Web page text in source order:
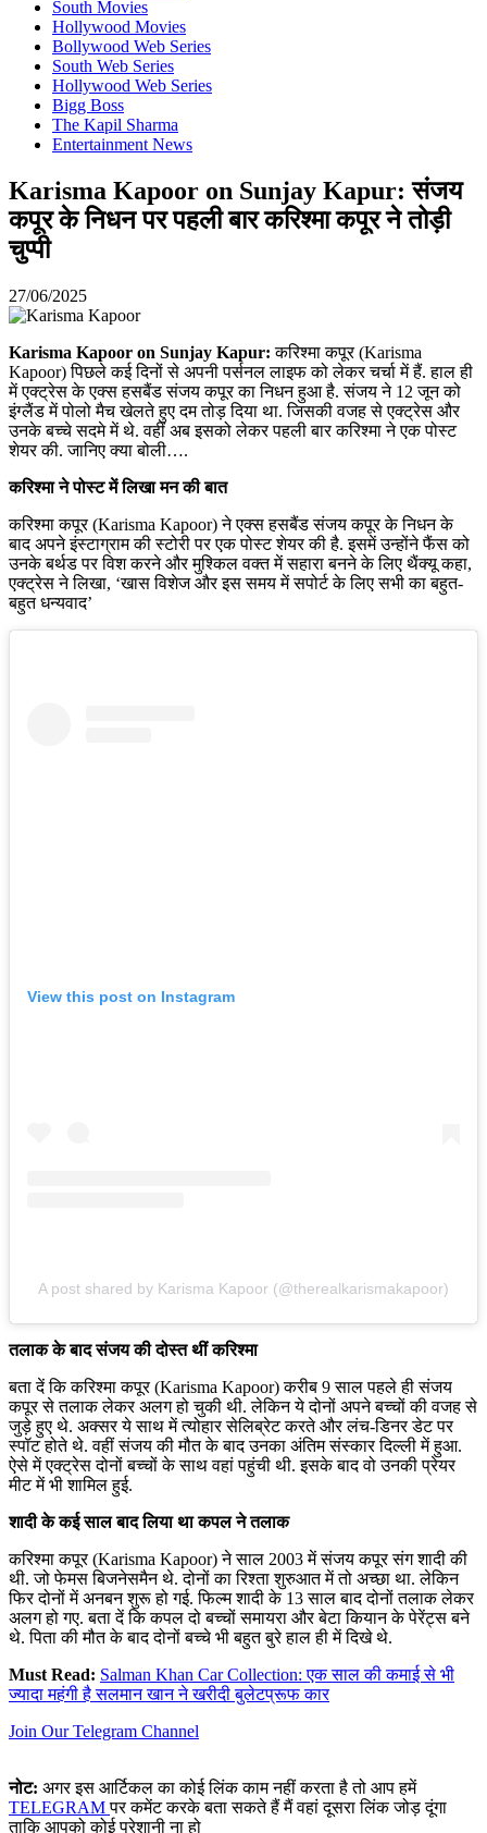
South Movies
Hollywood Movies
Bollywood Web Series
South Web Series
Hollywood Web Series
Bigg Boss
The Kapil Sharma
Entertainment News
Karisma Kapoor on Sunjay Kapur: संजय
कपूर के निधन पर पहली बार करिश्मा कपूर ने तोड़ी
चुप्पी
27/06/2025
Karisma Kapoor on Sunjay Kapur: करिश्मा कपूर (Karisma
Kapoor) पिछले कई दिनों से अपनी पर्सनल लाइफ को लेकर चर्चा में हैं. हाल ही
में एक्ट्रेस के एक्स हसबैंड संजय कपूर का निधन हुआ है. संजय ने 12 जून को
इंग्लैंड में पोलो मैच खेलते हुए दम तोड़ दिया था. जिसकी वजह से एक्ट्रेस और
उनके बच्चे सदमे में थे. वहीं अब इसको लेकर पहली बार करिश्मा ने एक पोस्ट
शेयर की. जानिए क्या बोली….
करिश्मा ने पोस्ट में लिखा मन की बात
करिश्मा कपूर (Karisma Kapoor) ने एक्स हसबैंड संजय कपूर के निधन के
बाद अपने इंस्टाग्राम की स्टोरी पर एक पोस्ट शेयर की है. इसमें उन्होंने फैंस को
उनके बर्थड पर विश करने और मुश्किल वक्त में सहारा बनने के लिए थैंक्यू कहा,
एक्ट्रेस ने लिखा, ‘खास विशेज और इस समय में सपोर्ट के लिए सभी का बहुत-
बहुत धन्यवाद’
View this post on Instagram
A post shared by Karisma Kapoor (@therealkarismakapoor)
तलाक के बाद संजय की दोस्त थीं करिश्मा
बता दें कि करिश्मा कपूर (Karisma Kapoor) करीब 9 साल पहले ही संजय
कपूर से तलाक लेकर अलग हो चुकी थी. लेकिन ये दोनों अपने बच्चों की वजह से
जुड़े हुए थे. अक्सर ये साथ में त्योहार सेलिब्रेट करते और लंच-डिनर डेट पर
स्पॉट होते थे. वहीं संजय की मौत के बाद उनका अंतिम संस्कार दिल्ली में हुआ.
ऐसे में एक्ट्रेस दोनों बच्चों के साथ वहां पहुंची थी. इसके बाद वो उनकी प्रेयर
मीट में भी शामिल हुई.
शादी के कई साल बाद लिया था कपल ने तलाक
करिश्मा कपूर (Karisma Kapoor) ने साल 2003 में संजय कपूर संग शादी की
थी. जो फेमस बिजनेसमैन थे. दोनों का रिश्ता शुरुआत में तो अच्छा था. लेकिन
फिर दोनों में अनबन शुरू हो गई. फिल्म शादी के 13 साल बाद दोनों तलाक लेकर
अलग हो गए. बता दें कि कपल दो बच्चों समायरा और बेटा कियान के पेरेंट्स बने
थे. पिता की मौत के बाद दोनों बच्चे भी बहुत बुरे हाल ही में दिखे थे.
Must Read: Salman Khan Car Collection: एक साल की कमाई से भी
ज्यादा महंगी है सलमान खान ने खरीदी बुलेटप्रूफ कार
Join Our Telegram Channel
नोट: अगर इस आर्टिकल का कोई लिंक काम नहीं करता है तो आप हमें
TELEGRAMपर कमेंट करके बता सकते हैं मैं वहां दूसरा लिंक जोड़ दूंगा
ताकि आपको कोई परेशानी ना हो